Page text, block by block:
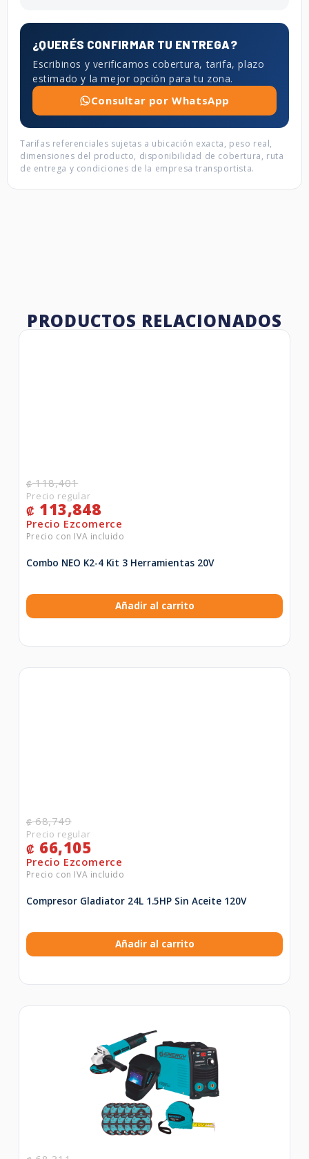
¿QUERÉS CONFIRMAR TU ENTREGA?
Escribinos y verificamos cobertura, tarifa, plazo
estimado y la mejor opción para tu zona.
Consultar por WhatsApp
Tarifas referenciales sujetas a ubicación exacta, peso real,
dimensiones del producto, disponibilidad de cobertura, ruta
de entrega y condiciones de la empresa transportista.
PRODUCTOS RELACIONADOS
₡118,401
₡ 113,848
Combo NEO K2-4 Kit 3 Herramientas 20V
Añadir al carrito
₡68,749
₡ 66,105
Compresor Gladiator 24L 1.5HP Sin Aceite 120V
Añadir al carrito